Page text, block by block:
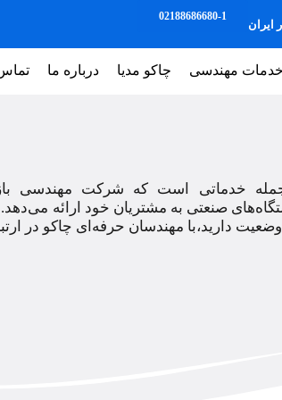
02188686680-1
خدمات مهندسی چاکو مدیا درباره ما
جمله خدماتی است که شرکت مهندسی
صنعتی به مشتریان خود ارائه می‌دهد.
دارید،با مهندسان حرفه‌ای چاکو در‌‌